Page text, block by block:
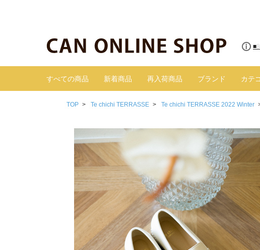
■
すべての商品 新着商品 再入荷商品 ブランド カテ
TOP Te chichi TERRASSE Te chichi TERRASSE 2022 Winter